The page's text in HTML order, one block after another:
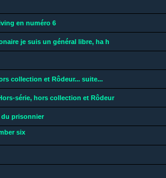
en numéro 6
je suis un général libre, ha h
collection et Rôdeur... suite...
série, hors collection et Rôdeur
du prisonnier
six